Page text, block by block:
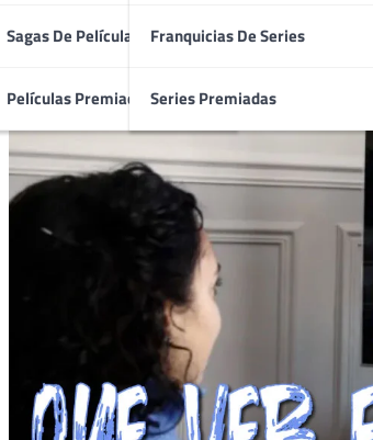
Sagas De Películas
Películas Premiadas
Franquicias De Series
Series Premiadas